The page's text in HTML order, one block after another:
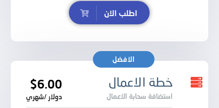
اطلب الان
الافضل
خطة الاعمال
استضافة سحابة الاعمال
$6.00
دولار /شهري